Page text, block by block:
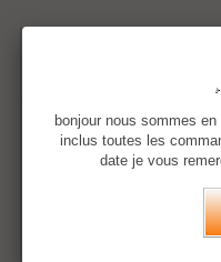
Quantité
bonjour nous sommes
inclus toutes les
date je vous